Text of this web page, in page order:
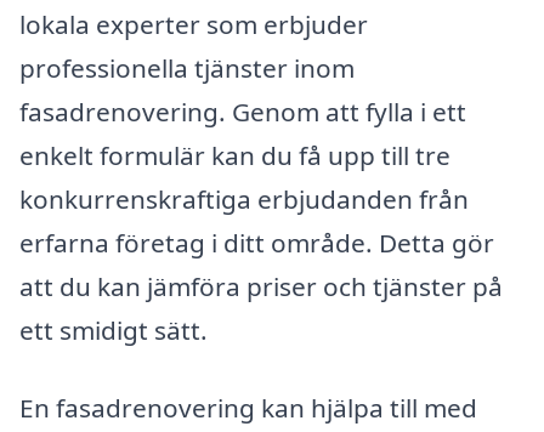
lokala experter som erbjuder
professionella tjänster inom
fasadrenovering. Genom att fylla i ett
enkelt formulär kan du få upp till tre
konkurrenskraftiga erbjudanden från
erfarna företag i ditt område. Detta gör
att du kan jämföra priser och tjänster på
ett smidigt sätt.
En fasadrenovering kan hjälpa till med